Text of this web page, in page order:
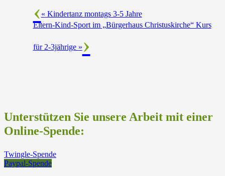
« Kindertanz montags 3-5 Jahre
Eltern-Kind-Sport im „Bürgerhaus Christuskirche“ Kurs
für 2-3jährige »
Unterstützen Sie unsere Arbeit mit einer
Online-Spende:
Twingle-Spende
Paypal-Spende